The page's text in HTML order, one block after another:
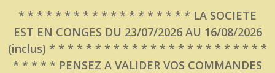
* * * * * * * * * * * * * * * * * * * LA SOCIETE
EST EN CONGES DU 23/07/2026 AU 16/08/2026
(inclus) * * * * * * * * * * * * * * * * * * * * * * * *
* * * * * PENSEZ A VALIDER VOS COMMANDES